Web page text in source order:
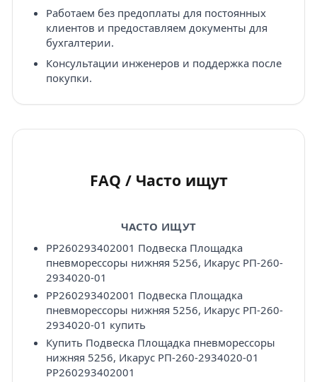
Работаем без предоплаты для постоянных
клиентов и предоставляем документы для
бухгалтерии.
Консультации инженеров и поддержка после
покупки.
FAQ / Часто ищут
ЧАСТО ИЩУТ
PP260293402001 Подвеска Площадка
пневморессоры нижняя 5256, Икарус РП-260-
2934020-01
PP260293402001 Подвеска Площадка
пневморессоры нижняя 5256, Икарус РП-260-
2934020-01 купить
Купить Подвеска Площадка пневморессоры
нижняя 5256, Икарус РП-260-2934020-01
PP260293402001